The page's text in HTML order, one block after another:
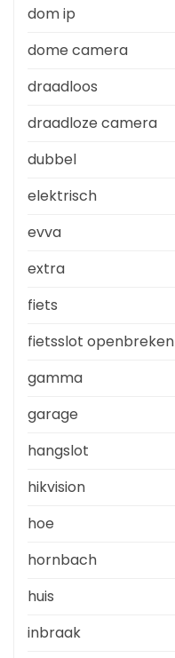
dom ip
dome camera
draadloos
draadloze camera
dubbel
elektrisch
evva
extra
fiets
fietsslot openbreken
gamma
garage
hangslot
hikvision
hoe
hornbach
huis
inbraak